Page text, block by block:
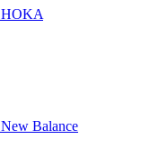
HOKA
New Balance